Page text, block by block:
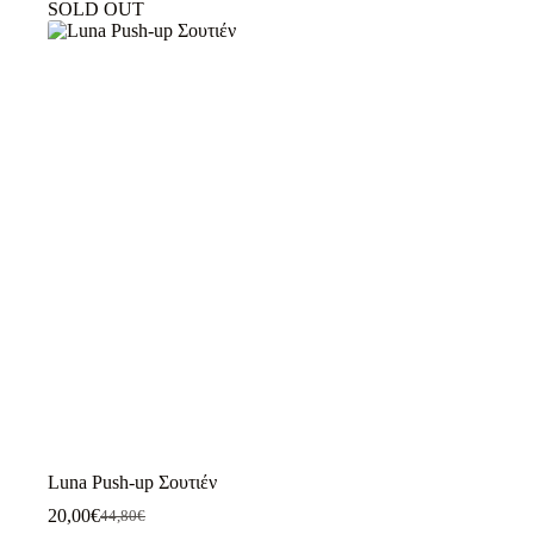
πολλαπλές
παραλλαγές.
SOLD OUT
Luna Push-up Σουτιέν
44,80€
Original
20,00€Η